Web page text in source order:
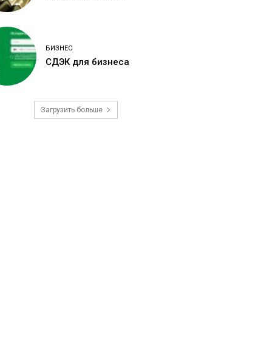
БИЗНЕС
СДЭК для бизнеса
Загрузить больше